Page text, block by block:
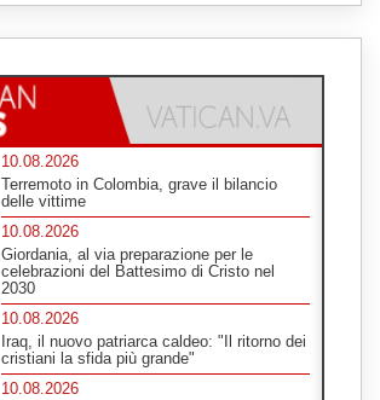
10.08.2026
Terremoto in Colombia, grave il bilancio
delle vittime
10.08.2026
Giordania, al via preparazione per le
celebrazioni del Battesimo di Cristo nel
2030
10.08.2026
Iraq, il nuovo patriarca caldeo: "Il ritorno dei
cristiani la sfida più grande"
10.08.2026